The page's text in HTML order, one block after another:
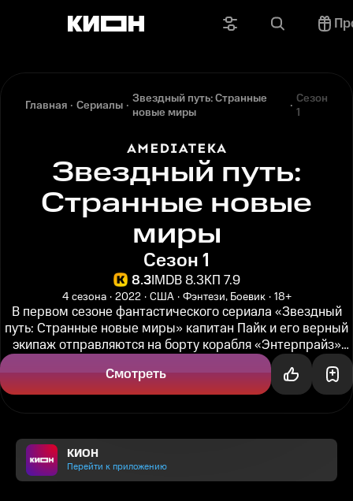
Главная Сериалы Звездный путь: Странные
новые миры
Сезон
1
Звездный путь:
Странные новые
миры
Сезон 1
8.3IMDB 8.3КП 7.9
4 сезона 2022 США Фэнтези, Боевик 18+
В первом сезоне фантастического сериала «Звездный
путь: Странные новые миры» капитан Пайк и его верный
экипаж отправляются на борту корабля «Энтерпрайз»
Смотреть
КИОН
Перейти к приложению